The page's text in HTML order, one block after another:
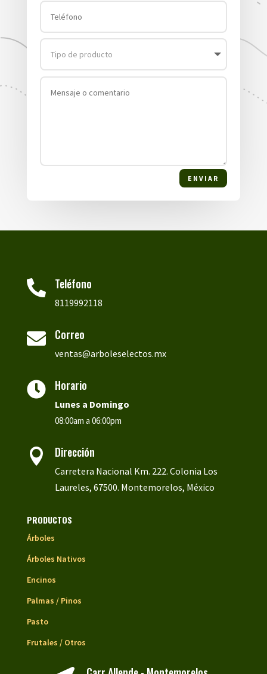
ENVIAR
 Teléfono
8119992118
 Correo
ventas@arboleselectos.mx
 Horario
Lunes a Domingo
08:00am a 06:00pm
 Dirección
Carretera Nacional Km. 222. Colonia Los
Laureles, 67500. Montemorelos, México
PRODUCTOS
Árboles
Árboles Nativos
Encinos
Palmas / Pinos
Pasto
Frutales / Otros